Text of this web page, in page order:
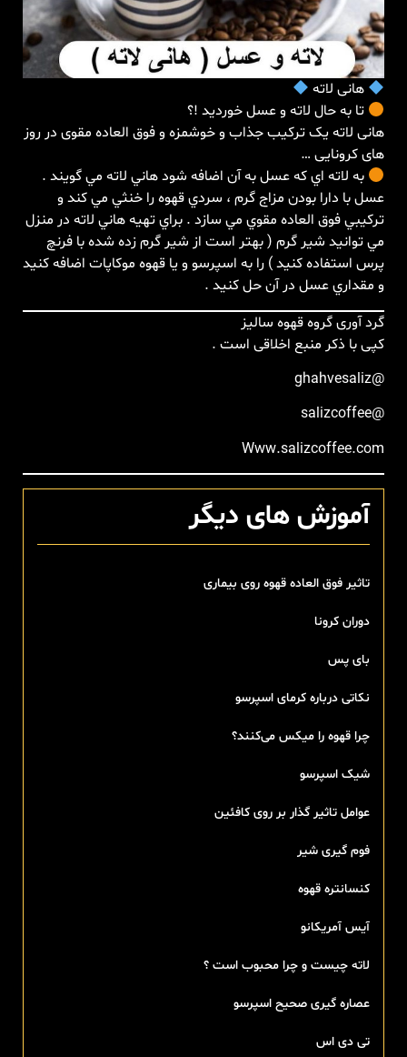
هانی لاته
تا به حال لاته و عسل خوردید !؟
هانی لاته یک ترکیب جذاب و خوشمزه و فوق العاده مقوی در روز
های کرونایی …
به لاته اي كه عسل به آن اضافه شود هاني لاته مي گويند .
عسل با دارا بودن مزاج گرم ، سردي قهوه را خنثي مي كند و
تركيبي فوق العاده مقوي مي سازد . براي تهيه هاني لاته در منزل
مي توانيد شير گرم ( بهتر است از شير گرم زده شده با فرنچ
پرس استفاده کنید ) را به اسپرسو و يا قهوه موكاپات اضافه كنيد
و مقداري عسل در آن حل كنيد .
گرد آوری گروه قهوه سالیز
کپی با ذکر منبع اخلاقی است .
@ghahvesaliz
@salizcoffee
Www.salizcoffee.com
آموزش های دیگر
تاثیر فوق العاده قهوه روی بیماری
دوران کرونا
بای پس
نکاتی درباره کرمای اسپرسو
چرا قهوه را میکس می‌کنند؟
شیک اسپرسو
عوامل تاثیر گذار بر روی کافئین
فوم گیری شیر
کنسانتره قهوه
آیس آمریکانو
لاته چیست و چرا محبوب است ؟
عصاره گیری صحیح اسپرسو
تی‌ دی اس